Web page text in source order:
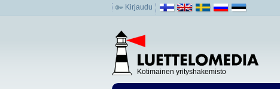
Kirjaudu
Kotimainen yrityshakemisto